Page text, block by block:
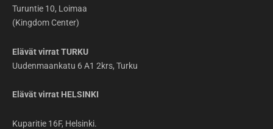
Turuntie 10, Loimaa
(Kingdom Center)
Elävät virrat TURKU
Uudenmaankatu 6 A1 2krs, Turku
Elävät virrat HELSINKI
Kuparitie 16F, Helsinki.